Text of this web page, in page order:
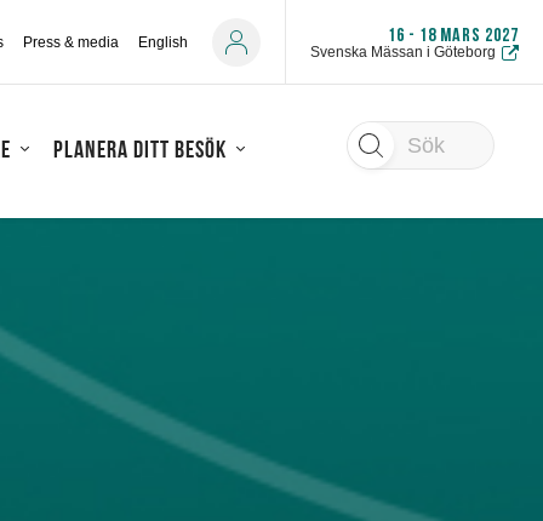
Press & media English 16 - 18 MARS 2027
Svenska Mässan i Göteborg
Planera ditt besök Sök